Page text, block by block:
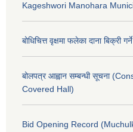
Kageshwori Manohara
बोधिचित्त वृक्षमा फलेका दाना बिक्री
बोलपत्र आह्वान सम्बन्धी सूचना
Covered Hall)
Bid Opening Record